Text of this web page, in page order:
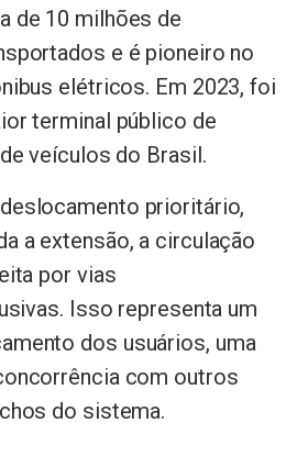
de 10 milhões de
e é pioneiro no
elétricos. Em 2023, foi
terminal público de
veículos do Brasil.
prioritário,
a extensão, a circulação
por vias
Isso representa um
dos usuários, uma
com outros
do sistema.